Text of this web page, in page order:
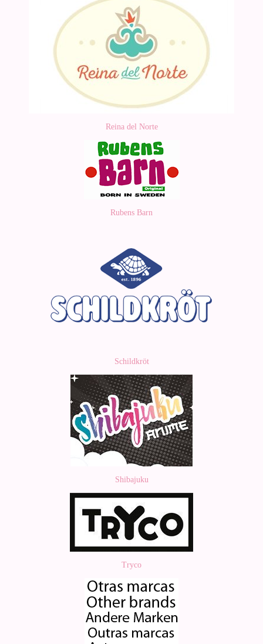
Reina del Norte
Rubens Barn
Schildkröt
Shibajuku
Tryco